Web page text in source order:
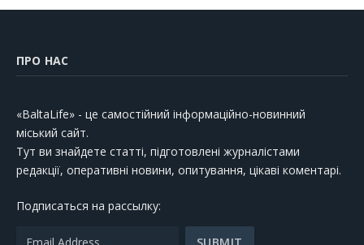
ПРО НАС
«BaltaLife» - це самостійний інформаційно-новинний
міський сайт.
Тут ви знайдете статті, підготовлені журналістами
редакції, оперативні новини, опитування, цікаві коментарі.
Подписаться на рассылку: